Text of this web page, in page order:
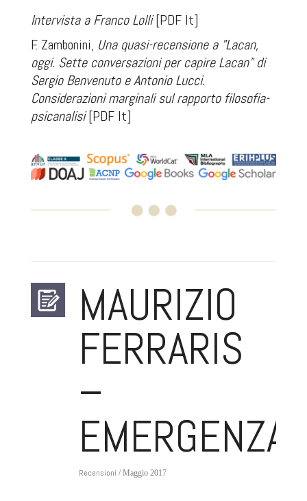
Intervista a Franco Lolli[PDF It]
F. Zambonini, Una quasi-recensione a "Lacan,
oggi. Sette conversazioni per capire Lacan" di
Sergio Benvenuto e Antonio Lucci.
Considerazioni marginali sul rapporto filosofia-
psicanalisi[PDF It]
MAURIZIO
FERRARIS
–
EMERGENZA
Recensioni / Maggio 2017